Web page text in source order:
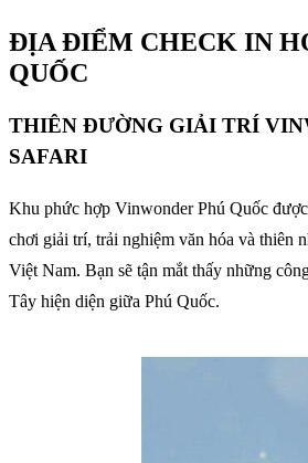
ĐỊA ĐIỂM CHECK IN
QUỐC
THIÊN ĐƯỜNG GIẢI TRÍ
SAFARI
Khu phức hợp Vinwonder Phú Quốc
chơi giải trí, trải nghiệm văn hóa và thiên
Việt Nam. Bạn sẽ tận mắt thấy những
Tây hiện diện giữa Phú Quốc.